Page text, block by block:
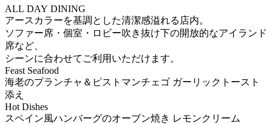
ALL DAY DINING
アースカラーを基調とした清潔感溢れる店内。
ソファー席・個室・ロビー吹き抜け下の開放的なアイランド
席など、
シーンに合わせてご利用いただけます。
Feast Seafood
海老のプランチャ＆ピストマンチェゴ ガーリックトースト
添え
Hot Dishes
スペイン風ハンバーグのオーブン焼き レモンクリーム